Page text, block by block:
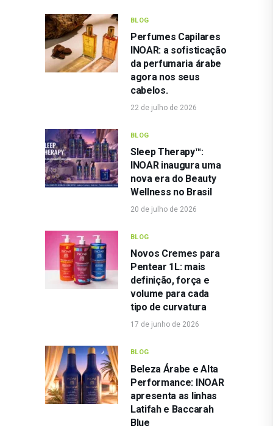
BLOG
Perfumes Capilares
INOAR: a sofisticação
da perfumaria árabe
agora nos seus
cabelos.
22 de julho de 2026
BLOG
Sleep Therapy™:
INOAR inaugura uma
nova era do Beauty
Wellness no Brasil
20 de julho de 2026
BLOG
Novos Cremes para
Pentear 1L: mais
definição, força e
volume para cada
tipo de curvatura
17 de junho de 2026
BLOG
Beleza Árabe e Alta
Performance: INOAR
apresenta as linhas
Latifah e Baccarah
Blue